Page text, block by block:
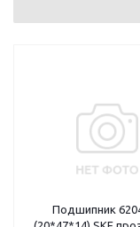
Подшипник